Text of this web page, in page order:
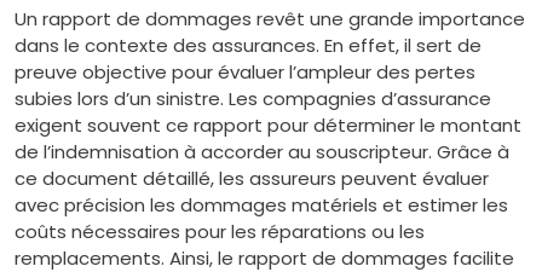
Un rapport de dommages revêt une grande importance
dans le contexte des assurances. En effet, il sert de
preuve objective pour évaluer l’ampleur des pertes
subies lors d’un sinistre. Les compagnies d’assurance
exigent souvent ce rapport pour déterminer le montant
de l’indemnisation à accorder au souscripteur. Grâce à
ce document détaillé, les assureurs peuvent évaluer
avec précision les dommages matériels et estimer les
coûts nécessaires pour les réparations ou les
remplacements. Ainsi, le rapport de dommages facilite